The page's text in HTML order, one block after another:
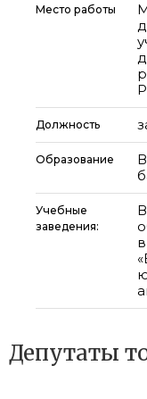
Место работы
Должность
Образование
Учебные
заведения:
Депутаты